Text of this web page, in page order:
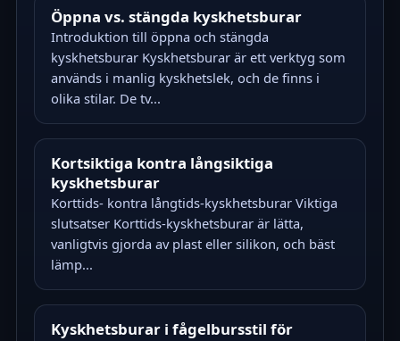
Öppna vs. stängda kyskhetsburar
Introduktion till öppna och stängda
kyskhetsburar Kyskhetsburar är ett verktyg som
används i manlig kyskhetslek, och de finns i
olika stilar. De tv...
Kortsiktiga kontra långsiktiga
kyskhetsburar
Korttids- kontra långtids-kyskhetsburar Viktiga
slutsatser Korttids-kyskhetsburar är lätta,
vanligtvis gjorda av plast eller silikon, och bäst
lämp...
Kyskhetsburar i fågelbursstil för